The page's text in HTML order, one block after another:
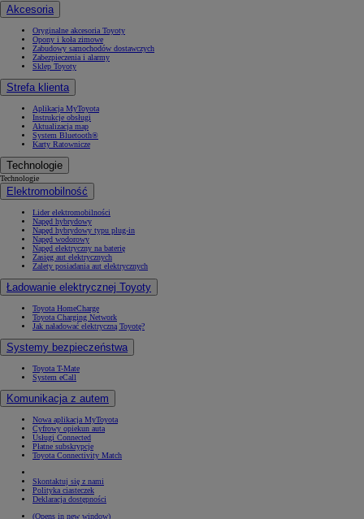
Akcesoria
Oryginalne akcesoria Toyoty
Opony i koła zimowe
Zabudowy samochodów dostawczych
Zabezpieczenia i alarmy
Sklep Toyoty
Strefa klienta
Aplikacja MyToyota
Instrukcje obsługi
Aktualizacja map
System Bluetooth®
Karty Ratownicze
Technologie
Technologie
Elektromobilność
Lider elektromobilności
Napęd hybrydowy
Napęd hybrydowy typu plug-in
Napęd wodorowy
Napęd elektryczny na baterię
Zasięg aut elektrycznych
Zalety posiadania aut elektrycznych
Ładowanie elektrycznej Toyoty
Toyota HomeCharge
Toyota Charging Network
Jak naładować elektryczną Toyotę?
Systemy bezpieczeństwa
Toyota T-Mate
System eCall
Komunikacja z autem
Nowa aplikacja MyToyota
Cyfrowy opiekun auta
Usługi Connected
Płatne subskrypcje
Toyota Connectivity Match
Skontaktuj się z nami
Polityka ciasteczek
Deklaracja dostępności
(Opens in new window)